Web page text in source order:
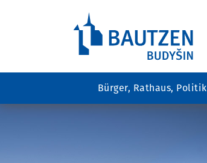
Hauptregion
Bürger, Rathaus, Politik